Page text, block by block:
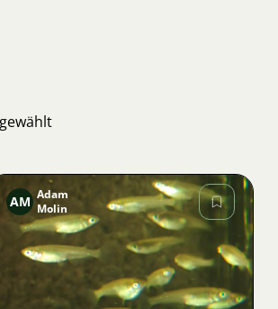
Bild
AM Adam
Molin